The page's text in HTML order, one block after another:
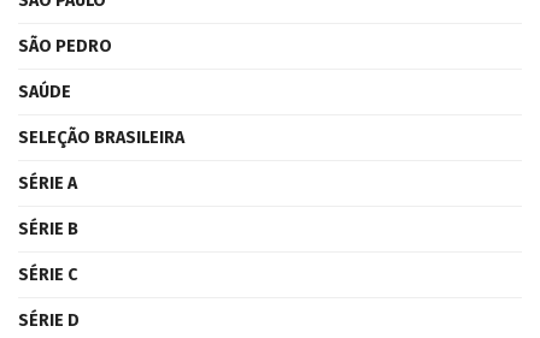
SÃO PEDRO
SAÚDE
SELEÇÃO BRASILEIRA
SÉRIE A
SÉRIE B
SÉRIE C
SÉRIE D